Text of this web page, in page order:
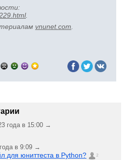
.
vnunet.com
года в 15:00 →
в 9:09 →
для юниттеста в Python? 2